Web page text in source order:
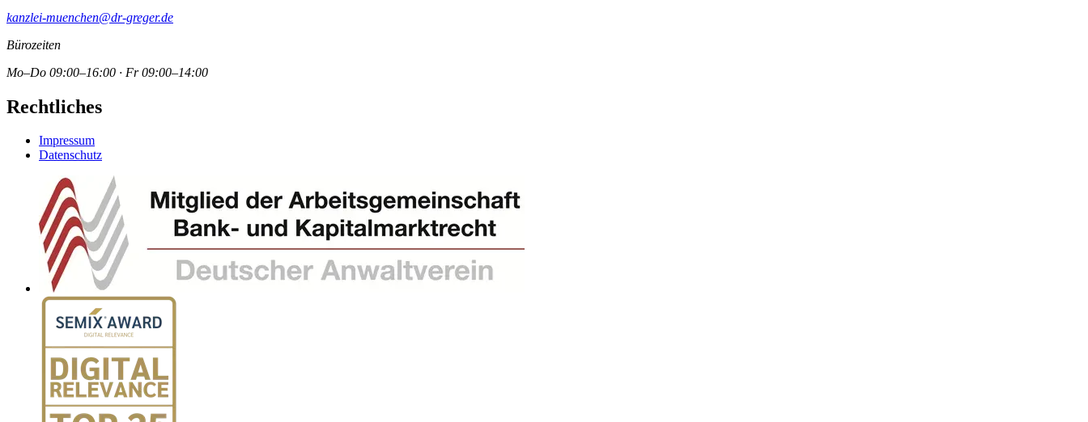
kanzlei-muenchen@dr-greger.de
Bürozeiten
Mo–Do 09:00–16:00 · Fr 09:00–14:00
Rechtliches
Impressum
Datenschutz